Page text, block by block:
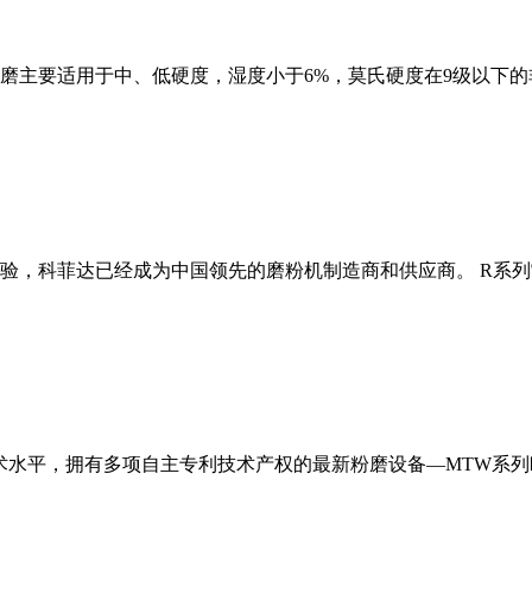
主要适用于中、低硬度，湿度小于6%，莫氏硬度在9级以下
，科菲达已经成为中国领先的磨粉机制造商和供应商。 R系
平，拥有多项自主专利技术产权的最新粉磨设备—MTW系